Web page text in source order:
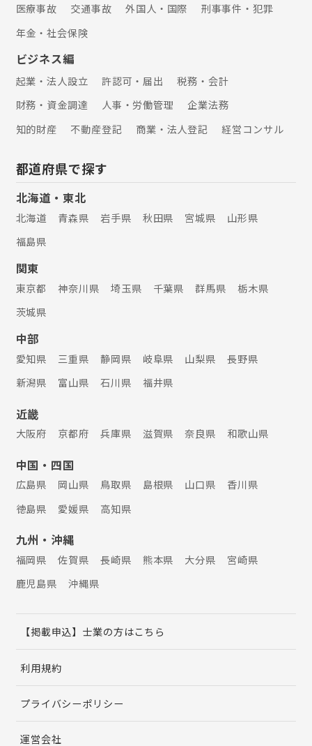
医療事故
交通事故 外国人・国際
刑事事件・犯罪
年金・社会保険
ビジネス編
起業・法人設立 許認可・届出
税務・会計
財務・資金調達
人事・労働管理
企業法務
知的財産
不動産登記 商業・法人登記 経営コンサル
都道府県で探す
北海道・東北
北海道 青森県 岩手県 秋田県 宮城県
山形県
福島県
関東
東京都 神奈川県 埼玉県 千葉県 群馬県
栃木県
茨城県
中部
愛知県 三重県 静岡県 岐阜県 山梨県
長野県
新潟県
富山県 石川県 福井県
近畿
大阪府 京都府 兵庫県 滋賀県 奈良県 和歌山県
中国・四国
広島県 岡山県 鳥取県 島根県 山口県
香川県
徳島県
愛媛県 高知県
九州・沖縄
福岡県 佐賀県 長崎県 熊本県 大分県
宮崎県
鹿児島県
沖縄県
【掲載申込】士業の方はこちら
利用規約
プライバシーポリシー
運営会社